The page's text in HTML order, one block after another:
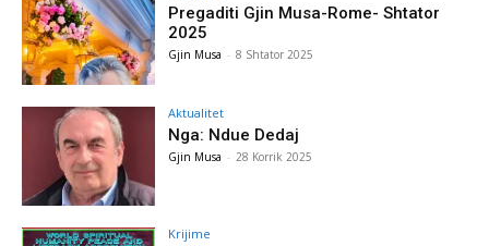
Pregaditi Gjin Musa-Rome- Shtator
2025
Gjin Musa - 8 Shtator 2025
Aktualitet
Nga: Ndue Dedaj
Gjin Musa - 28 Korrik 2025
Krijime